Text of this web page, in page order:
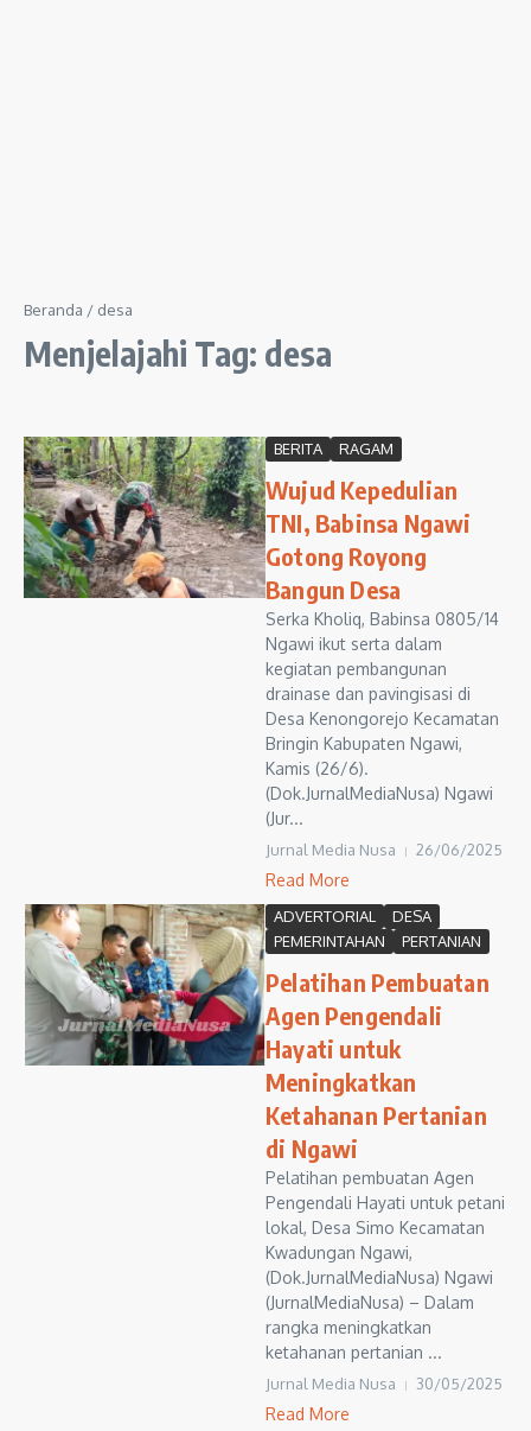
Beranda / desa
Menjelajahi Tag: desa
BERITA RAGAM
Wujud Kepedulian
TNI, Babinsa Ngawi
Gotong Royong
Bangun Desa
Serka Kholiq, Babinsa 0805/14
Ngawi ikut serta dalam
kegiatan pembangunan
drainase dan pavingisasi di
Desa Kenongorejo Kecamatan
Bringin Kabupaten Ngawi,
Kamis (26/6).
(Dok.JurnalMediaNusa) Ngawi
(Jur...
Jurnal Media Nusa 26/06/2025
Read More
ADVERTORIAL
DESA
PEMERINTAHAN
PERTANIAN
Pelatihan Pembuatan
Agen Pengendali
Hayati untuk
Meningkatkan
Ketahanan Pertanian
di Ngawi
Pelatihan pembuatan Agen
Pengendali Hayati untuk petani
lokal, Desa Simo Kecamatan
Kwadungan Ngawi,
(Dok.JurnalMediaNusa) Ngawi
(JurnalMediaNusa) – Dalam
rangka meningkatkan
ketahanan pertanian ...
Jurnal Media Nusa 30/05/2025
Read More